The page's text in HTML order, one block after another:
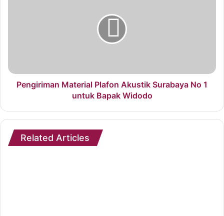
Pengiriman Material Plafon Akustik Surabaya No 1
untuk Bapak Widodo
Related Articles